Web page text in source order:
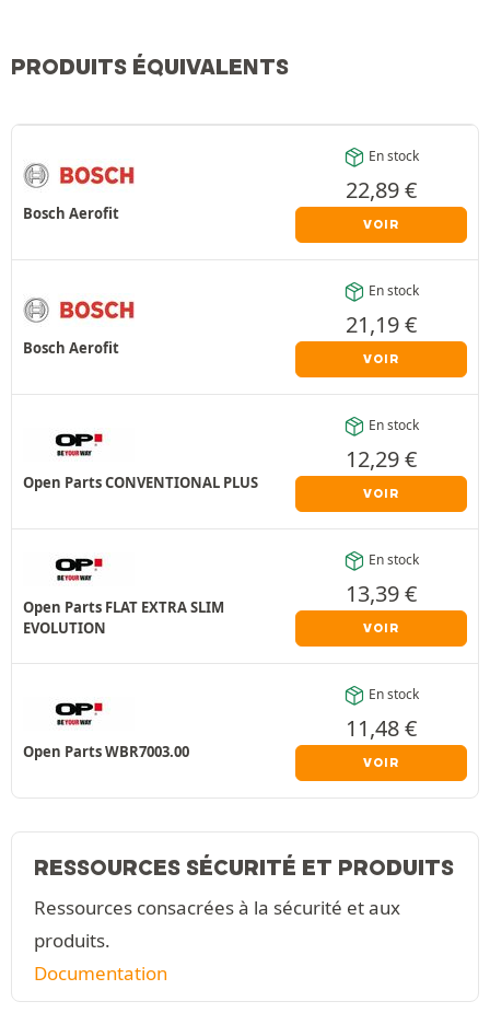
PRODUITS ÉQUIVALENTS
Bosch Aerofit
En stock
22,89€
VOIR
Bosch Aerofit
En stock
21,19€
VOIR
Open Parts CONVENTIONAL PLUS
En stock
12,29€
VOIR
Open Parts FLAT EXTRA SLIM
EVOLUTION
En stock
13,39€
VOIR
Open Parts WBR7003.00
En stock
11,48€
VOIR
RESSOURCES SÉCURITÉ ET PRODUITS
Ressources consacrées à la sécurité et aux
produits.
Documentation